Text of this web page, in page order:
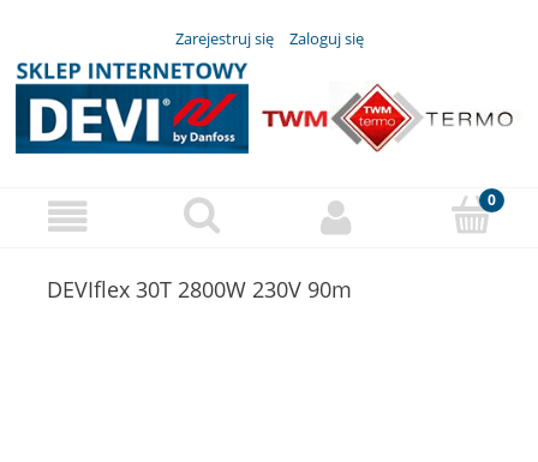
Zarejestruj się Zaloguj się
DEVIflex 30T 2800W 230V 90m